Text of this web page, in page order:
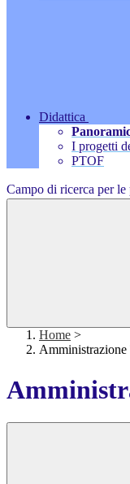
Didattica
I progetti
PTOF
Campo di ricerca per le
Home >
Amministrazione